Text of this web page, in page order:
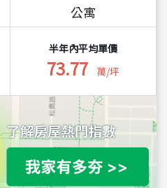
公寓
半年內平均單價
73.77 萬/坪